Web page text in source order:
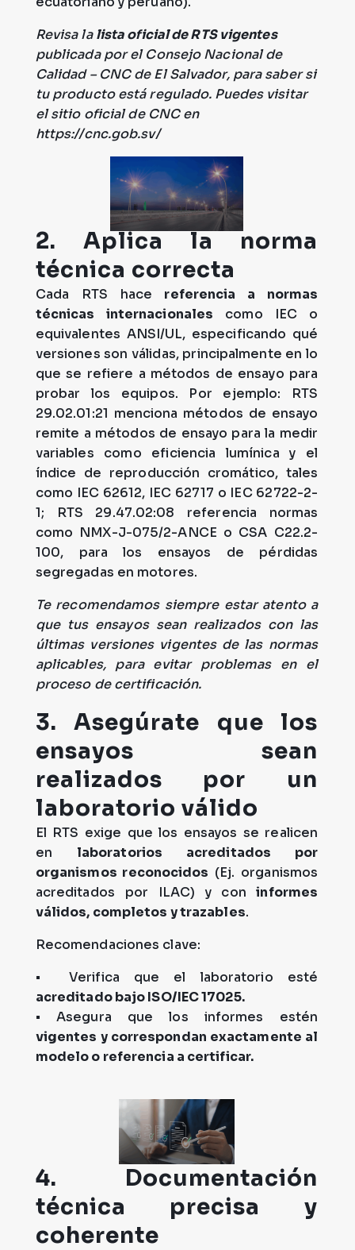
Revisa lalista oficial de RTS vigentes
publicada por el Consejo Nacional de
Calidad – CNC de El Salvador, para saber si
tu producto está regulado. Puedes visitar
el sitio oficial de CNC en
https://cnc.gob.sv/
2. Aplica la norma
técnica correcta
Cada RTS hace referencia a normas
técnicas internacionales como IEC o
equivalentes ANSI/UL, especificando qué
versiones son válidas, principalmente en lo
que se refiere a métodos de ensayo para
probar los equipos. Por ejemplo: RTS
29.02.01:21 menciona métodos de ensayo
remite a métodos de ensayo para la medir
variables como eficiencia lumínica y el
índice de reproducción cromático, tales
como IEC 62612, IEC 62717 o IEC 62722-2-
1; RTS 29.47.02:08 referencia normas
como NMX-J-075/2-ANCE o CSA C22.2-
100, para los ensayos de pérdidas
segregadas en motores.
Te recomendamos siempre estar atento a
que tus ensayos sean realizados con las
últimas versiones vigentes de las normas
aplicables, para evitar problemas en el
proceso de certificación.
3. Asegúrate que los
ensayos sean
realizados por un
laboratorio válido
El RTS exige que los ensayos se realicen
en laboratorios acreditados por
organismos reconocidos (Ej. organismos
acreditados por ILAC) y coninformes
válidos, completos y trazables.
Recomendaciones clave:
• Verifica que el laboratorio esté
acreditado bajo ISO/IEC 17025.
• Asegura que los informes estén
vigentes y correspondan exactamente al
modelo o referencia a certificar.
4. Documentación
técnica precisa y
coherente